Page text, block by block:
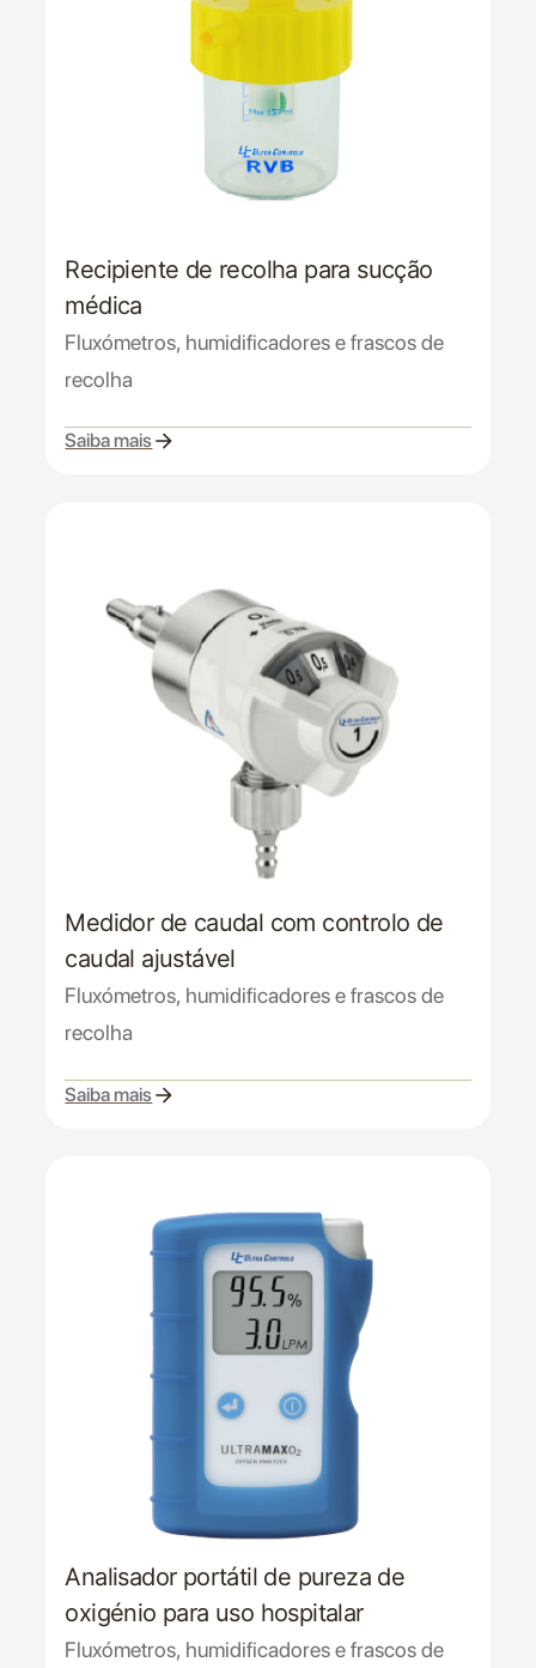
Recipiente de recolha para sucção
médica
Fluxómetros, humidificadores e frascos de
recolha
Saiba mais
Medidor de caudal com controlo de
caudal ajustável
Fluxómetros, humidificadores e frascos de
recolha
Saiba mais
Analisador portátil de pureza de
oxigénio para uso hospitalar
Fluxómetros, humidificadores e frascos de